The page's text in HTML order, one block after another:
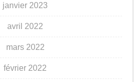
janvier 2023
avril 2022
mars 2022
février 2022